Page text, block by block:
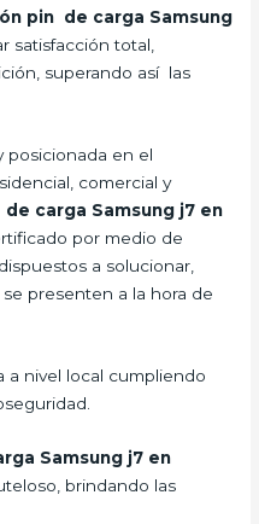
pin de carga Samsung
satisfacción total,
superando así las
posicionada en el
comercial y
carga Samsung j7 en
por medio de
a solucionar,
presenten a la hora de
a nivel local cumpliendo
Samsung j7 en
brindando las